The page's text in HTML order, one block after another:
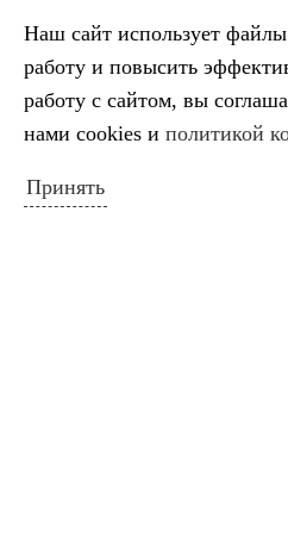
17
19
24
25 26
31
« Июл
Наш сайт использует
работу и повысить
работу с сайтом, вы
нами cookies и политикой
Принять